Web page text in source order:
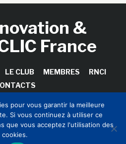
&
France
LE CLUB MEMBRES
RNCI
& Culture CLIC France /
Conseils
pour vous garantir la meilleure
Si vous continuez à utiliser ce
que vous acceptez l'utilisation des
cookies.